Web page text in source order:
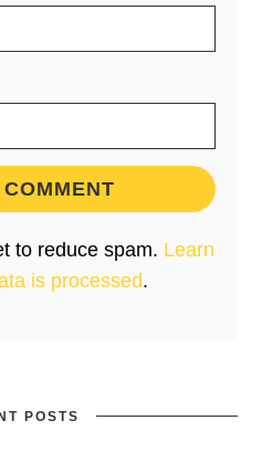
to reduce spam. Learn
is processed.
POSTS